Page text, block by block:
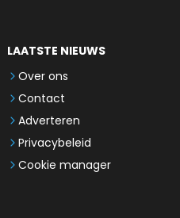
LAATSTE NIEUWS
Over ons
Contact
Adverteren
Privacybeleid
Cookie manager